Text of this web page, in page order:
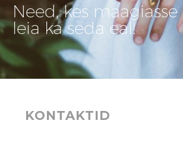
Need, kes maagiasse
leia ka seda eal!
KONTAKTID